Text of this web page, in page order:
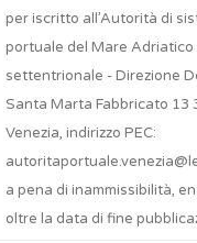
per iscritto all’Autorità di
portuale del Mare Adriatico
settentrionale - Direzione
Santa Marta Fabbricato 13
Venezia, indirizzo PEC:
a pena di inammissibilità,
oltre la data di fine